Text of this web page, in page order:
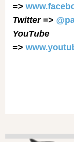
=>
Twitter=>
YouTube
=>